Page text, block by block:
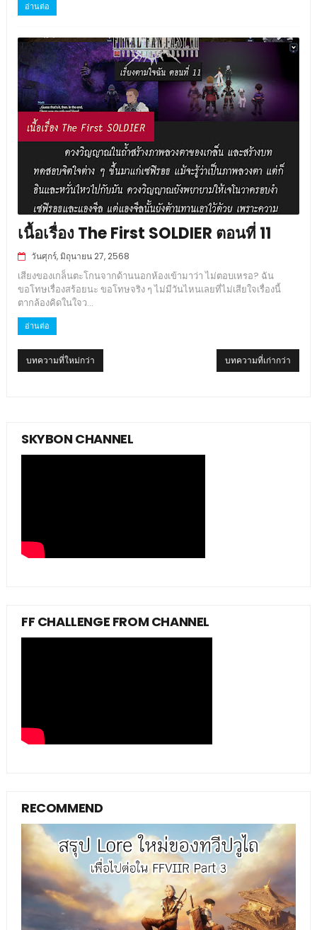
อ่านต่อ
เนื้อเรื่อง The First SOLDIER ตอนที่ 11
วันศุกร์, มิถุนายน 27, 2568
เสียงของเกล็นตะโกนจากด้านนอกห้องเข้ามาว่า ไม่ตอบเหรอ? ฉัน
ขอโทษเรื่องสร้อยนะ ขอโทษจริง ๆ ไม่มีวันไหนเลยที่ไม่เสียใจเรื่องนี้
ตากล้องคิดในใจว...
อ่านต่อ
บทความที่ใหม่กว่า บทความที่เก่ากว่า
SKYBON CHANNEL
FF CHALLENGE FROM CHANNEL
RECOMMEND